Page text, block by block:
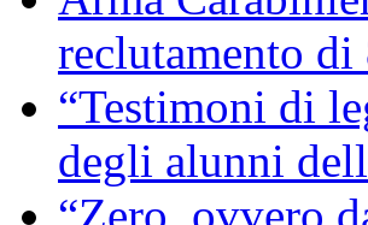
reclutamento
“Testimoni di
degli alunni
“Zero, ovvero